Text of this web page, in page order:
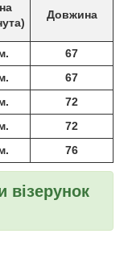
Довжина
67
67
72
72
76
візерунок